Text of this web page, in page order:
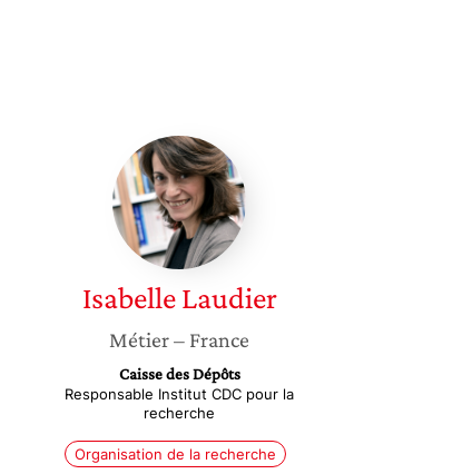
Isabelle
Laudier
Isabelle Laudier
Métier– France
Caisse des Dépôts
Responsable Institut CDC pour la
recherche
Organisation de la recherche